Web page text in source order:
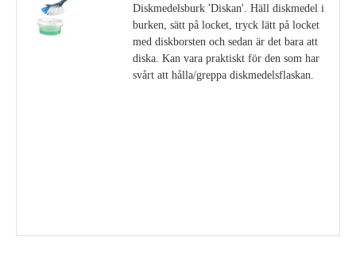
Diskmedelsburk 'Diskan'. Häll diskmedel i
burken, sätt på locket, tryck lätt på locket
med diskborsten och sedan är det bara att
diska. Kan vara praktiskt för den som har
svårt att hålla/greppa diskmedelsflaskan.